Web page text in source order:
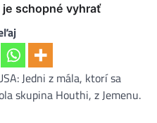
je schopné vyhrať
Jedni z mála, ktorí sa
skupina Houthi, z Jemenu.